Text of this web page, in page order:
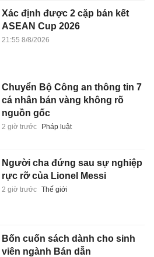
Xác định được 2 cặp bán kết
ASEAN Cup 2026
21:55 8/8/2026
Chuyển Bộ Công an thông tin 7
cá nhân bán vàng không rõ
nguồn gốc
2 giờ trước Pháp luật
Người cha đứng sau sự nghiệp
rực rỡ của Lionel Messi
2 giờ trước Thế giới
Bốn cuốn sách dành cho sinh
viên ngành Bán dẫn